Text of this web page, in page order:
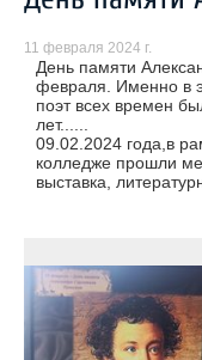
11 февраля 2024 г.
День памяти
февраля. Именно в
поэт всех времен
лет......
09.02.2024 года,в
колледже прошли
выставка,